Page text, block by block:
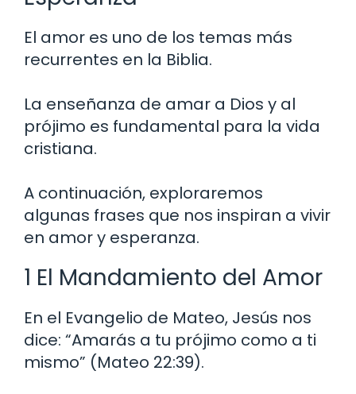
El amor es uno de los temas más
recurrentes en la Biblia.
La enseñanza de amar a Dios y al
prójimo es fundamental para la vida
cristiana.
A continuación, exploraremos
algunas frases que nos inspiran a vivir
en amor y esperanza.
1 El Mandamiento del Amor
En el Evangelio de Mateo, Jesús nos
dice: “Amarás a tu prójimo como a ti
mismo” (Mateo 22:39).